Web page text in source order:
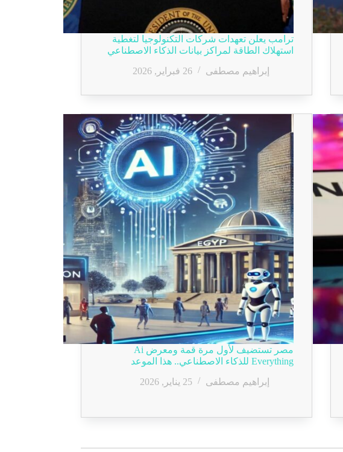
ترامب يعلن تعهدات شركات التكنولوجيا لتغطية
استهلاك الطاقة لمراكز بيانات الذكاء الاصطناعي
إبراهيم مصطفى
26 فبراير, 2026
مصر تستضيف لأول مرة قمة ومعرض Ai
Everything للذكاء الاصطناعي.. هذا الموعد
إبراهيم مصطفى
25 يناير, 2026